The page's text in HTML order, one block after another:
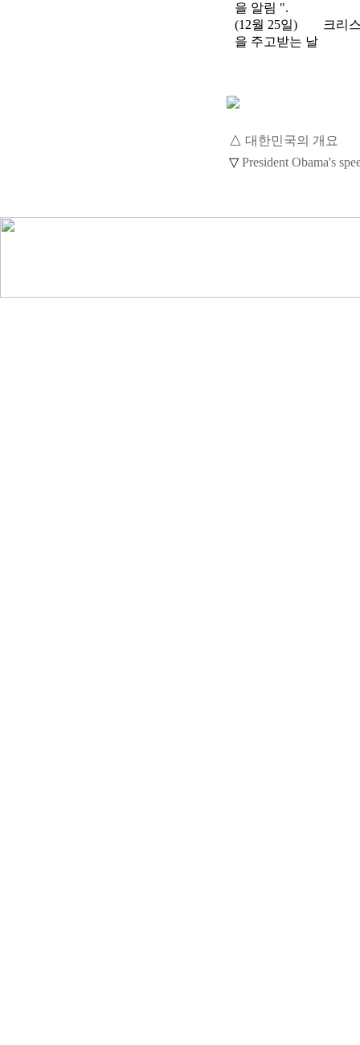
을 알림 ".
(12월 25일) 크리스
을 주고받는 날
△ 대한민국의 개요
▽ President Obama's